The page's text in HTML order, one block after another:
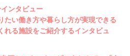
ンタビュー
たい働き方や暮らし方が実現できる
れる施設をご紹介するインタビュ